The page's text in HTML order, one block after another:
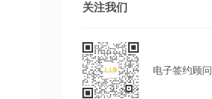
关注我们
电子签约顾问